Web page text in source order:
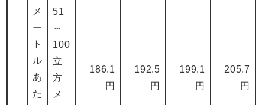
メ
ー
ト
ル
あ
た
51
～
100
立
方
メ
186.1
円
192.5
円
199.1
円
205.7
円